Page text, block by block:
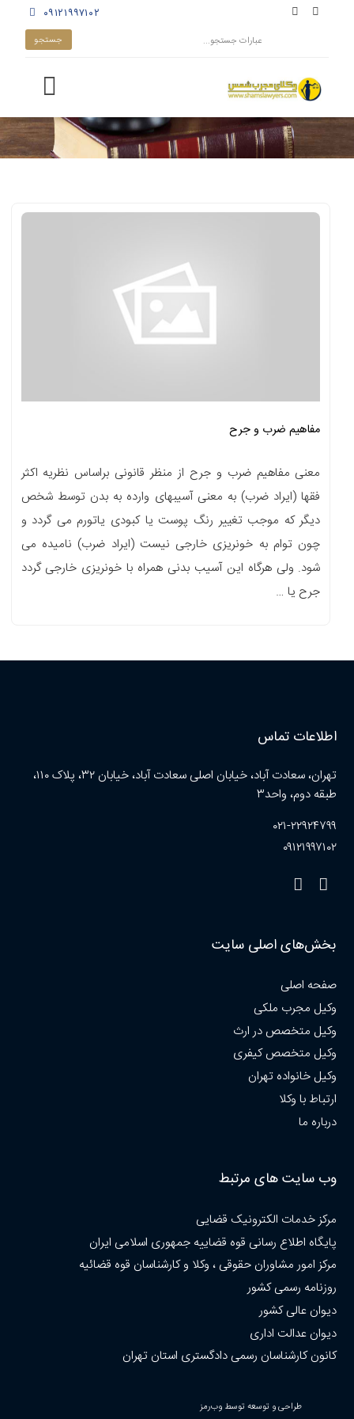
۰۹۱۲۱۹۹۷۱۰۲
مفاهیم ضرب و جرح
معنی مفاهیم ضرب و جرح از منظر قانونی براساس نظریه اکثر
فقها (ایراد ضرب) به معنی آسیبهای وارده به بدن توسط شخص
دیگر که موجب تغییر رنگ پوست یا کبودی یاتورم می گردد و
چون توام به خونریزی خارجی نیست (ایراد ضرب) نامیده می
شود. ولی هرگاه این آسیب بدنی همراه با خونریزی خارجی گردد
جرح یا …
اطلاعات تماس
تهران، سعادت آباد، خیابان اصلی سعادت آباد، خیابان ۳۲، پلاک ۱۱۰،
طبقه دوم، واحد۳
۰۲۱-۲۲۹۲۴۷۹۹
۰۹۱۲۱۹۹۷۱۰۲
بخش‌های اصلی سایت
صفحه اصلی
وکیل مجرب ملکی
وکیل متخصص در ارث
وکیل متخصص کیفری
وکیل خانواده تهران
ارتباط با وکلا
درباره ما
وب سایت های مرتبط
مرکز خدمات الکترونیک قضایی
پایگاه اطلاع رسانی قوه قضاییه جمهوری اسلامی ایران
مرکز امور مشاوران حقوقی ، وکلا و کارشناسان قوه قضائیه
روزنامه رسمی کشور
دیوان عالی کشور
دیوان عدالت اداری
کانون کارشناسان رسمی دادگستری استان تهران
طراحی و توسعه توسط وب‌رمز